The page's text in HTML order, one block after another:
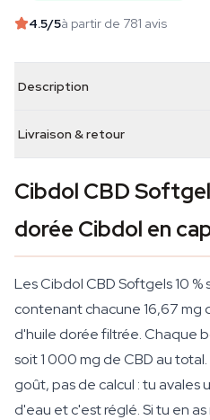
4.5/5à partir de 781 avis
Description
Livraison & retour
Cibdol CBD
dorée Cibdol en
Les Cibdol CBD Softgels 10
contenant chacune 16,67 mg
d'huile dorée filtrée. Chaque
soit 1 000 mg de CBD au
goût, pas de calcul : tu avales
d'eau et c'est réglé. Si tu en